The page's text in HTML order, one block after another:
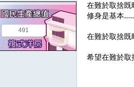
王國
491
在難於取捨既
修身是基本
在難於取捨既
希望在難於取